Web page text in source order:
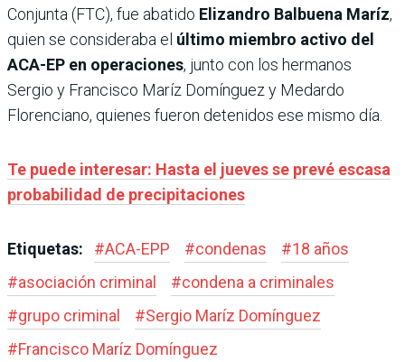
Conjunta (FTC), fue abatido Elizandro Balbuena Maríz,
quien se consideraba el último miembro activo del
ACA-EP en operaciones, junto con los hermanos
Sergio y Francisco Maríz Domínguez y Medardo
Florenciano, quienes fueron detenidos ese mismo día.
Te puede interesar: Hasta el jueves se prevé escasa
probabilidad de precipitaciones
Etiquetas: #ACA-EPP #condenas #18 años
#asociación criminal #condena a criminales
#grupo criminal #Sergio Maríz Domínguez
#Francisco Maríz Domínguez